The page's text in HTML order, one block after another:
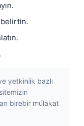
yetkinlik bazlı
birebir mülakat